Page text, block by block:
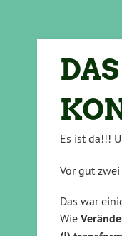
Es ist da!!!
Vor gut
Das war
Wie